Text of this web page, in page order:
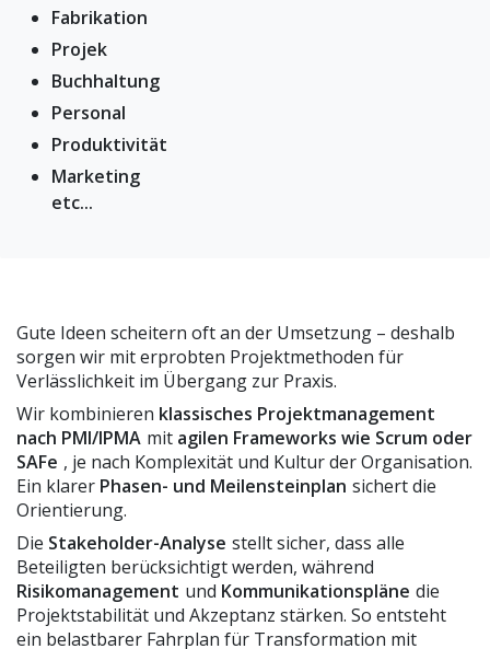
Fabrikation
Projek
Buchhaltung
Personal
Produktivität
Marketing
etc...
Gute Ideen scheitern oft an der Umsetzung – deshalb
sorgen wir mit erprobten Projektmethoden für
Verlässlichkeit im Übergang zur Praxis.
Wir kombinieren klassisches Projektmanagement
nach PMI/IPMA mit agilen Frameworks wie Scrum oder
SAFe , je nach Komplexität und Kultur der Organisation.
Ein klarer Phasen- und Meilensteinplan sichert die
Orientierung.
Die Stakeholder-Analyse stellt sicher, dass alle
Beteiligten berücksichtigt werden, während
Risikomanagement und Kommunikationspläne die
Projektstabilität und Akzeptanz stärken. So entsteht
ein belastbarer Fahrplan für Transformation mit